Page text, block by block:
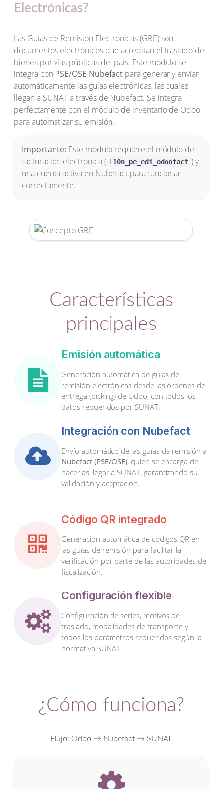
Electrónicas?
Las Guías de Remisión Electrónicas (GRE) son
documentos electrónicos que acreditan el traslado de
bienes por vías públicas del país. Este módulo se
integra con PSE/OSE Nubefact para generar y enviar
automáticamente las guías electrónicas, las cuales
llegan a SUNAT a través de Nubefact. Se integra
perfectamente con el módulo de inventario de Odoo
para automatizar su emisión.
Importante: Este módulo requiere el módulo de
facturación electrónica ( l10n_pe_edi_odoofact ) y
una cuenta activa en Nubefact para funcionar
correctamente.
Características
principales
Emisión automática
Generación automática de guías de
remisión electrónicas desde las órdenes de
entrega (picking) de Odoo, con todos los
datos requeridos por SUNAT.
Integración con Nubefact
Envío automático de las guías de remisión a
Nubefact (PSE/OSE), quien se encarga de
hacerlas llegar a SUNAT, garantizando su
validación y aceptación.
Código QR integrado
Generación automática de códigos QR en
las guías de remisión para facilitar la
verificación por parte de las autoridades de
fiscalización.
Configuración flexible
Configuración de series, motivos de
traslado, modalidades de transporte y
todos los parámetros requeridos según la
normativa SUNAT.
¿Cómo funciona?
Flujo: Odoo → Nubefact → SUNAT